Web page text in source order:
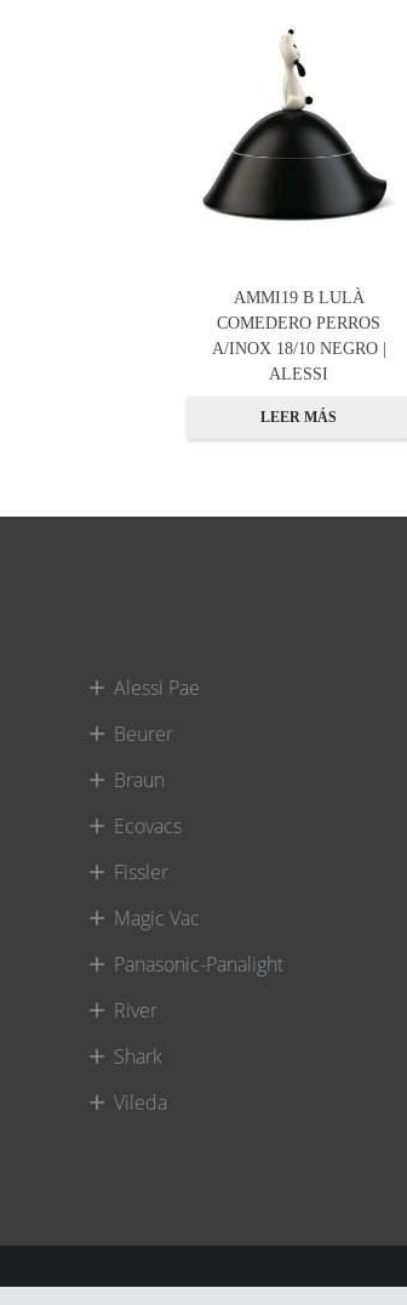
AMMI19 B LULÀ
COMEDERO PERROS
A/INOX 18/10 NEGRO |
ALESSI
LEER MÁS
Alessi Pae
Beurer
Braun
Ecovacs
Fissler
Magic Vac
Panasonic-Panalight
River
Shark
Vileda